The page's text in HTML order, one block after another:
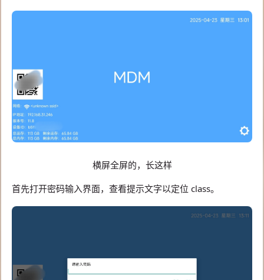
横屏全屏的，长这样
首先打开密码输入界面，查看提示文字以定位 class。